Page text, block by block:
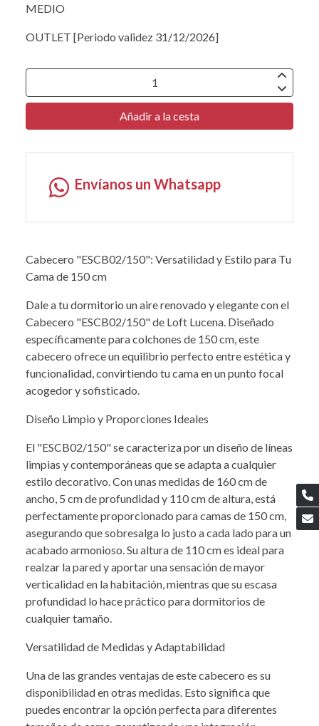
MEDIO
OUTLET [Periodo validez 31/12/2026]
Añadir a la cesta
Envíanos un Whatsapp
Cabecero "ESCB02/150": Versatilidad y Estilo para Tu
Cama de 150 cm
Dale a tu dormitorio un aire renovado y elegante con el
Cabecero "ESCB02/150" de Loft Lucena. Diseñado
específicamente para colchones de 150 cm, este
cabecero ofrece un equilibrio perfecto entre estética y
funcionalidad, convirtiendo tu cama en un punto focal
acogedor y sofisticado.
Diseño Limpio y Proporciones Ideales
El "ESCB02/150" se caracteriza por un diseño de líneas
limpias y contemporáneas que se adapta a cualquier
estilo decorativo. Con unas medidas de 160 cm de
ancho, 5 cm de profundidad y 110 cm de altura, está
perfectamente proporcionado para camas de 150 cm,
asegurando que sobresalga lo justo a cada lado para un
acabado armonioso. Su altura de 110 cm es ideal para
realzar la pared y aportar una sensación de mayor
verticalidad en la habitación, mientras que su escasa
profundidad lo hace práctico para dormitorios de
cualquier tamaño.
Versatilidad de Medidas y Adaptabilidad
Una de las grandes ventajas de este cabecero es su
disponibilidad en otras medidas. Esto significa que
puedes encontrar la opción perfecta para diferentes